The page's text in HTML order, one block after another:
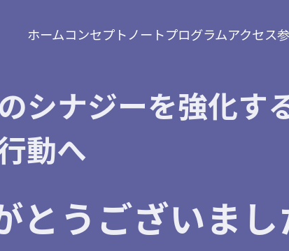
ホーム コンセプトノート プログラム アクセス
シナジーを強化す
動へ
とうございまし